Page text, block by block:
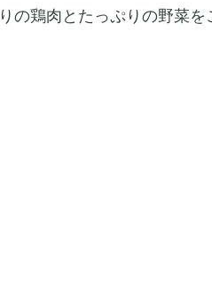
の鶏肉とたっぷりの野菜